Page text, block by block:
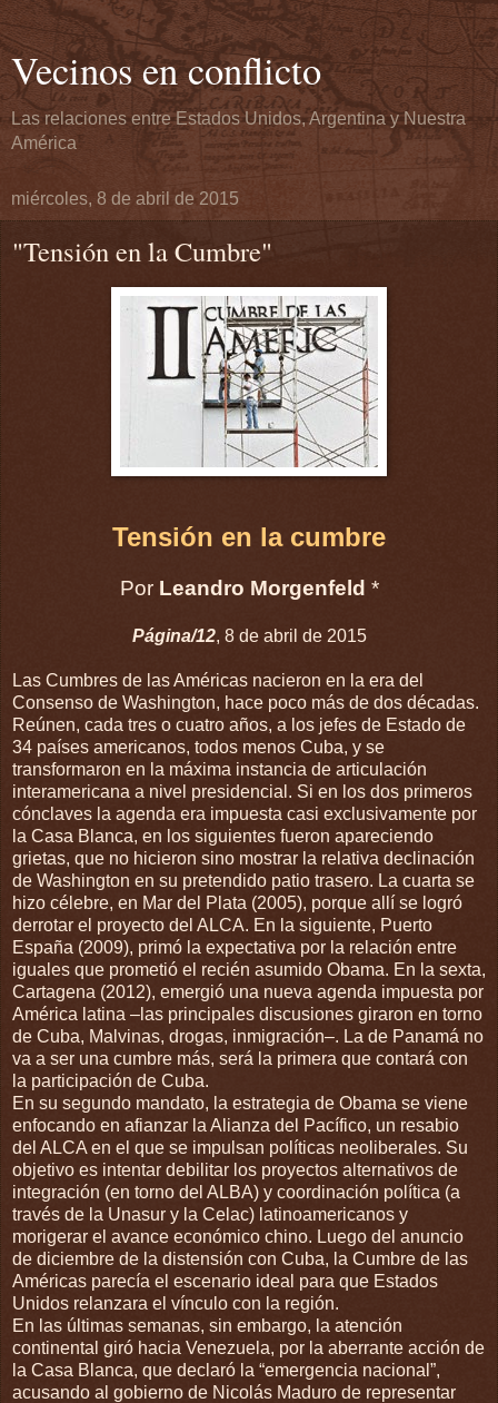
Vecinos en conflicto
Las relaciones entre Estados Unidos, Argentina y Nuestra
América
miércoles, 8 de abril de 2015
"Tensión en la Cumbre"
Tensión en la cumbre
Por Leandro Morgenfeld *
Página/12, 8 de abril de 2015
Las Cumbres de las Américas nacieron en la era del
Consenso de Washington, hace poco más de dos décadas.
Reúnen, cada tres o cuatro años, a los jefes de Estado de
34 países americanos, todos menos Cuba, y se
transformaron en la máxima instancia de articulación
interamericana a nivel presidencial. Si en los dos primeros
cónclaves la agenda era impuesta casi exclusivamente por
la Casa Blanca, en los siguientes fueron apareciendo
grietas, que no hicieron sino mostrar la relativa declinación
de Washington en su pretendido patio trasero. La cuarta se
hizo célebre, en Mar del Plata (2005), porque allí se logró
derrotar el proyecto del ALCA. En la siguiente, Puerto
España (2009), primó la expectativa por la relación entre
iguales que prometió el recién asumido Obama. En la sexta,
Cartagena (2012), emergió una nueva agenda impuesta por
América latina –las principales discusiones giraron en torno
de Cuba, Malvinas, drogas, inmigración–. La de Panamá no
va a ser una cumbre más, será la primera que contará con
la participación de Cuba.
En su segundo mandato, la estrategia de Obama se viene
enfocando en afianzar la Alianza del Pacífico, un resabio
del ALCA en el que se impulsan políticas neoliberales. Su
objetivo es intentar debilitar los proyectos alternativos de
integración (en torno del ALBA) y coordinación política (a
través de la Unasur y la Celac) latinoamericanos y
morigerar el avance económico chino. Luego del anuncio
de diciembre de la distensión con Cuba, la Cumbre de las
Américas parecía el escenario ideal para que Estados
Unidos relanzara el vínculo con la región.
En las últimas semanas, sin embargo, la atención
continental giró hacia Venezuela, por la aberrante acción de
la Casa Blanca, que declaró la “emergencia nacional”,
acusando al gobierno de Nicolás Maduro de representar